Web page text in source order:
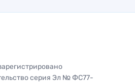
серия Эл № ФС77-